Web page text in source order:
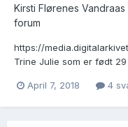
Kirsti Flørenes
forum
https://
Trine Julie som er født
April 7, 2018
4